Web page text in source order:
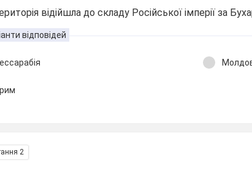
відійшла до складу Російської імперії за
відповідей
2